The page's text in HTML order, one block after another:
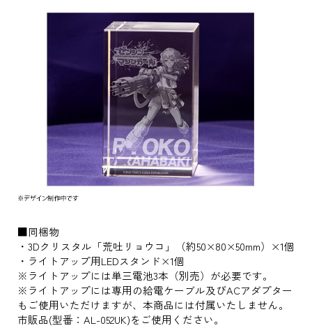
■同梱物
・3Dクリスタル「荒吐リョウコ」（約50×80×50mm）×1個
・ライトアップ用LEDスタンド×1個
※ライトアップには単三電池3本（別売）が必要です。
※ライトアップには専用の給電ケーブル及びACアダプター
もご使用いただけますが、本商品には付属いたしません。
市販品(型番：AL-052UK)をご使用ください。